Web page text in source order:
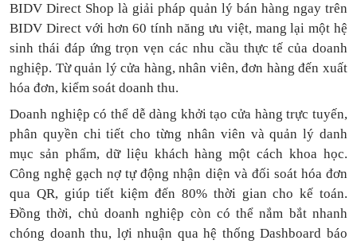
BIDV Direct Shop là giải pháp quản lý bán hàng ngay trên
BIDV Direct với hơn 60 tính năng ưu việt, mang lại một hệ
sinh thái đáp ứng trọn vẹn các nhu cầu thực tế của doanh
nghiệp. Từ quản lý cửa hàng, nhân viên, đơn hàng đến xuất
hóa đơn, kiểm soát doanh thu.
Doanh nghiệp có thể dễ dàng khởi tạo cửa hàng trực tuyến,
phân quyền chi tiết cho từng nhân viên và quản lý danh
mục sản phẩm, dữ liệu khách hàng một cách khoa học.
Công nghệ gạch nợ tự động nhận diện và đối soát hóa đơn
qua QR, giúp tiết kiệm đến 80% thời gian cho kế toán.
Đồng thời, chủ doanh nghiệp còn có thể nắm bắt nhanh
chóng doanh thu, lợi nhuận qua hệ thống Dashboard báo